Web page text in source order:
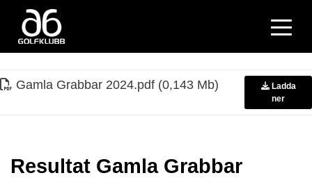
Gamla Grabbar 2024.pdf (0,143 Mb)
Ladda
ner
Resultat Gamla Grabbar